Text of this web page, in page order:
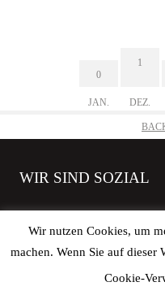
0
JAN.
1
DEZ.
WIR SIND SOZIAL
Copyright © 2026 elbgoods
Wir nutzen Cookies, um
machen. Wenn Sie auf dieser
Cookie-